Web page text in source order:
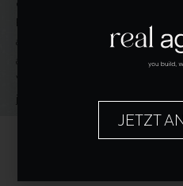
eines Wohn- oder
Emotionen der
angesprochen, denn ein Raum
als Vision, was aus ihm
Visualisierung ist auch für fertig
jedoch noch leer stehen,
JETZT